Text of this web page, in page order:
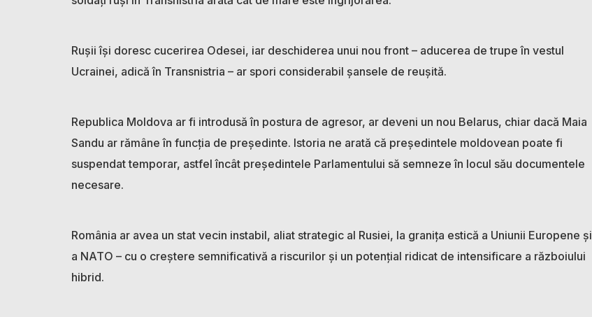
Rușii își doresc cucerirea Odesei, iar deschiderea unui nou front – aducerea de trupe în vestul
Ucrainei, adică în Transnistria – ar spori considerabil șansele de reușită.
Republica Moldova ar fi introdusă în postura de agresor, ar deveni un nou Belarus, chiar dacă Maia
Sandu ar rămâne în funcția de președinte. Istoria ne arată că președintele moldovean poate fi
suspendat temporar, astfel încât președintele Parlamentului să semneze în locul său documentele
necesare.
România ar avea un stat vecin instabil, aliat strategic al Rusiei, la granița estică a Uniunii Europene și
a NATO – cu o creștere semnificativă a riscurilor și un potențial ridicat de intensificare a războiului
hibrid.